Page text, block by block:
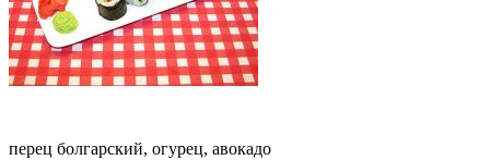
перец болгарский, огурец, авокадо